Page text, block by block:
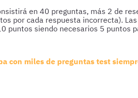
en 40 preguntas, más 2 de
por cada respuesta incorrecta).
puntos siendo necesarios 5 puntos
con miles de preguntas test